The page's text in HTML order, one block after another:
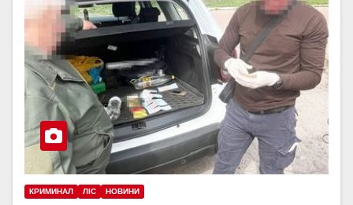
КРИМИНАЛ ЛІС НОВИНИ